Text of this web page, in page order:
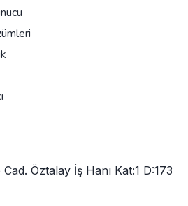
Öztalay İş Hanı Kat:1 D:173